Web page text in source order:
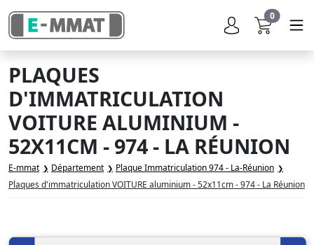
0
PLAQUES
D'IMMATRICULATION
VOITURE ALUMINIUM -
52X11CM - 974 - LA RÉUNION
E-mmat Département
Plaque Immatriculation 974 - La-Réunion
Plaques d'immatriculation VOITURE aluminium - 52x11cm - 974 - La Réunion